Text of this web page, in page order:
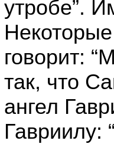
утробе”.
говорит:
так, что
ангел
Гавриилу: